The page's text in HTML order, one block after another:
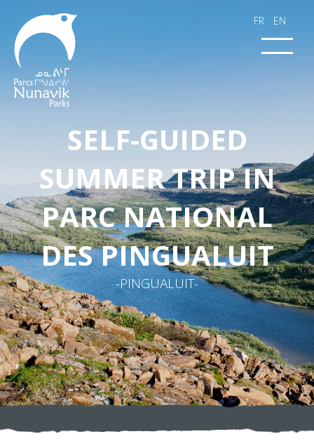
FR EN
SELF-GUIDED
SUMMER TRIP IN
PARC NATIONAL
DES PINGUALUIT
-PINGUALUIT-